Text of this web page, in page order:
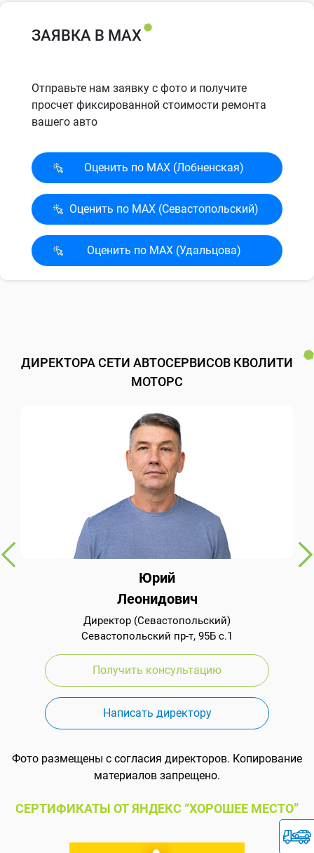
ЗАЯВКА В MAX
Отправьте нам заявку с фото и получите
просчет фиксированной стоимости ремонта
вашего авто
Оценить по MAX (Лобненская)
Оценить по MAX (Севасто­польский)
Оценить по MAX (Удальцова)
ДИРЕКТОРА СЕТИ АВТОСЕРВИСОВ КВОЛИТИ
МОТОРС
Юрий
Леонидович
Директор (Севастопольский)
Севастопольский пр-т, 95Б с.1
Получить консультацию
Написать директору
Фото размещены с согласия директоров. Копирование
материалов запрещено.
СЕРТИФИКАТЫ ОТ ЯНДЕКС “ХОРОШЕЕ МЕСТО”